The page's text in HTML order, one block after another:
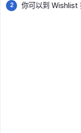
你可以到 Wishlist